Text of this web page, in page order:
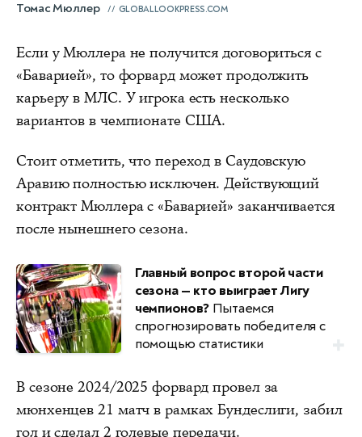
Томас Мюллер GLOBALLOOKPRESS.COM
Если у Мюллера не получится договориться с
«Баварией», то форвард может продолжить
карьеру в МЛС. У игрока есть несколько
вариантов в чемпионате США.
Стоит отметить, что переход в Саудовскую
Аравию полностью исключен. Действующий
контракт Мюллера с «Баварией» заканчивается
после нынешнего сезона.
Главный вопрос второй части
сезона — кто выиграет Лигу
чемпионов? Пытаемся
спрогнозировать победителя с
помощью статистики
В сезоне 2024/2025 форвард провел за
мюнхенцев 21 матч в рамках Бундеслиги, забил
гол и сделал 2 голевые передачи.